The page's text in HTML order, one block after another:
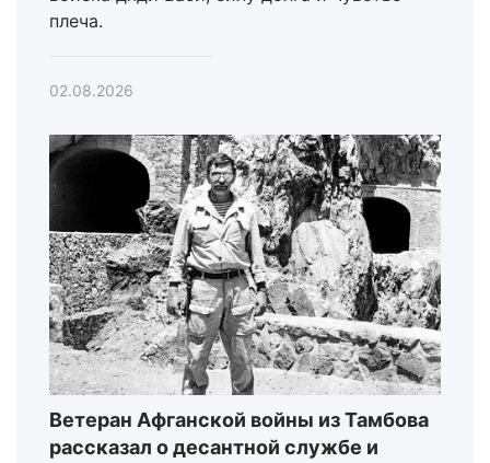
плеча.
02.08.2026
Ветеран Афганской войны из Тамбова
рассказал о десантной службе и